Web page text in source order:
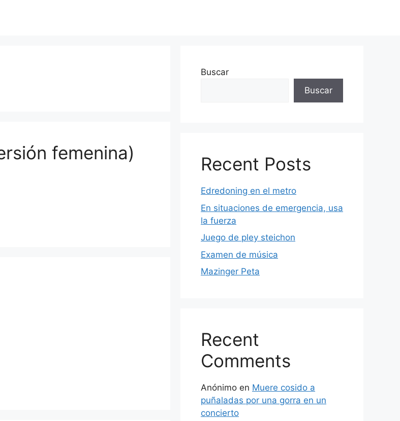
femenina)
Buscar
Buscar
Recent Posts
Edredoning en el metro
En situaciones de emergencia, usa
la fuerza
Juego de pley steichon
Examen de música
Mazinger Peta
Recent
Comments
Anónimo en Muere cosido a
puñaladas por una gorra en un
concierto